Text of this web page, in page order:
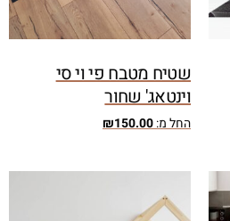
שטיח מטבח פי וי סי
וינטאג' שחור
החל מ: ₪150.00